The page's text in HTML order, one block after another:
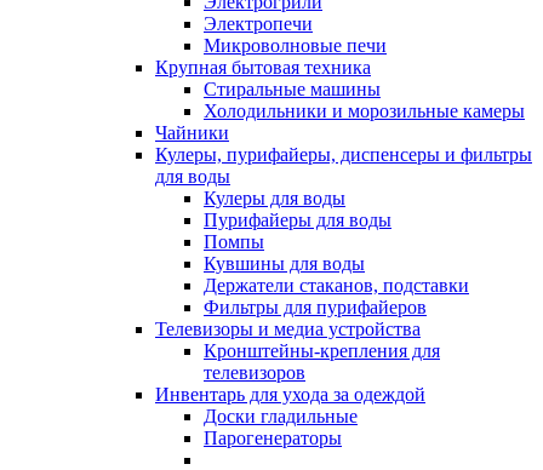
Электропечи
Микроволновые печи
Крупная бытовая техника
Стиральные машины
Холодильники и морозильные камеры
Чайники
Кулеры, пурифайеры, диспенсеры и фильтры
для воды
Кулеры для воды
Пурифайеры для воды
Помпы
Кувшины для воды
Держатели стаканов, подставки
Фильтры для пурифайеров
Телевизоры и медиа устройства
Кронштейны-крепления для
телевизоров
Инвентарь для ухода за одеждой
Доски гладильные
Парогенераторы